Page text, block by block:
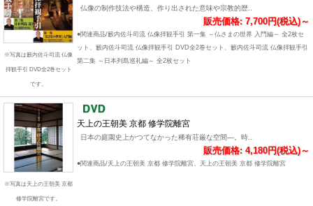
※写真は籔内佐斗司流 仏像
拝観手引 DVD全2巻セット
です。
仏像の制作技法や構造、作り出された意味や宗教的歴..
販売価格: 7,700円(税込)～
●関連商品/籔内佐斗司流 仏像拝観手引 第一集 ～仏さまの世界 入門編～ 全2枚セ
ット、籔内佐斗司流 仏像拝観手引 DVD全2巻セット、籔内佐斗司流 仏像拝観手引
第二集 ～日本列島巡礼編～ 全2枚セット
※写真は天上の王朝美 京都
修学院離宮です。
天上の王朝美 京都 修学院離宮
日本の庭園史上かつてなかった稀有荘厳な空間―。時..
販売価格: 4,180円(税込)～
●関連商品/天上の王朝美 京都 修学院離宮、天上の王朝美 京都 修学院離宮